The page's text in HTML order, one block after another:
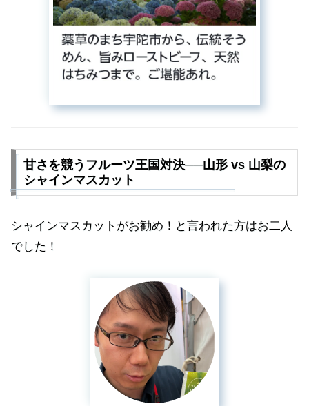
甘さを競うフルーツ王国対決──山形 vs 山梨の
シャインマスカット
シャインマスカットがお勧め！と言われた方はお二人
でした！